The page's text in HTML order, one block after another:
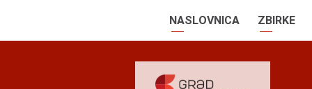
NASLOVNICA ZBIRKE